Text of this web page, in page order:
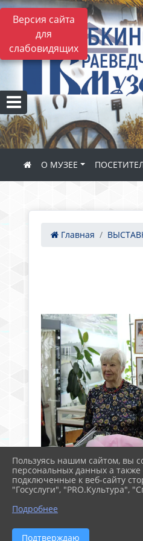
Версия сайта
для
слабовидящих
О МУЗЕЕ
Главная
Пользуясь нашим сайтом, вы
персональных данных а
подключенные к веб-сайту
"Госуслуги", "PRO.Культура",
Подробнее
Подтверждаю